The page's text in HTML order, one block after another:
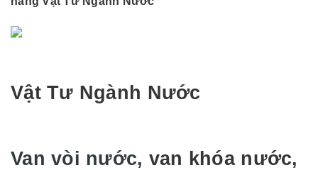
Vật Tư Ngành Nước
Van vòi nước, van khóa nước,